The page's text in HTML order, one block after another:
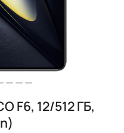
F6, 12/512 ГБ,